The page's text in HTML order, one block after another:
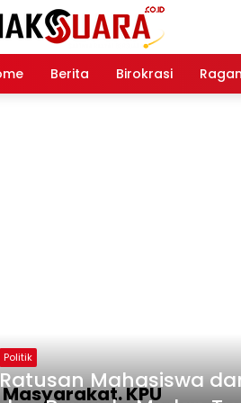
Berita Birokrasi
Masyarakat. KPU
Politik
Ratusan Mahasiswa